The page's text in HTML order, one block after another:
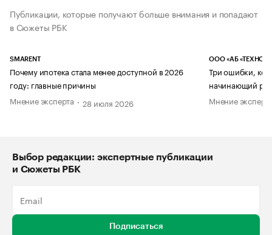
Публикации, которые получают больше внимания и попадают
в Сюжеты РБК
SMARENT
Почему ипотека стала менее доступной в 2026
году: главные причины
Мнение эксперта
28 июля 2026
ООО «АБ
Три ошибки,
начинающий
Мнение
Выбор редакции: экспертные публикации
и Сюжеты РБК
Подписаться